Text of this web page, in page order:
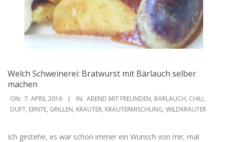
Welch Schweinerei: Bratwurst mit Bärlauch selber
machen
2016-
04-
ON: 7. APRIL 2016 IN: ABEND MIT FREUNDEN, BÄRLAUCH, CHILI,
DUFT, ERNTE, GRILLEN, KRÄUTER, KRÄUTERMISCHUNG, WILDKRÄUTER
Ich gestehe, es war schon immer ein Wunsch von mir, mal